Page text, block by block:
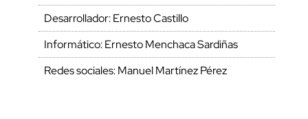
Desarrollador: Ernesto Castillo
Informático: Ernesto Menchaca Sardiñas
Redes sociales: Manuel Martínez Pérez